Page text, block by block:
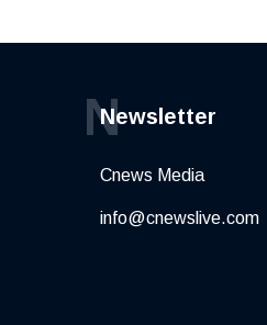
Newsletter
N
Cnews Media
info@cnewslive.com